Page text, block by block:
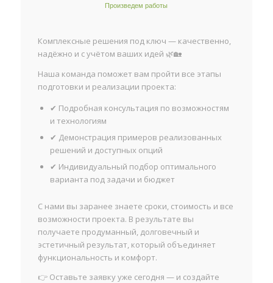
Произведем работы
Комплексные решения под ключ — качественно,
надёжно и с учётом ваших идей 🌿🏡
Наша команда поможет вам пройти все этапы
подготовки и реализации проекта:
✔ Подробная консультация по возможностям
и технологиям
✔ Демонстрация примеров реализованных
решений и доступных опций
✔ Индивидуальный подбор оптимального
варианта под задачи и бюджет
С нами вы заранее знаете сроки, стоимость и все
возможности проекта. В результате вы
получаете продуманный, долговечный и
эстетичный результат, который объединяет
функциональность и комфорт.
👉 Оставьте заявку уже сегодня — и создайте